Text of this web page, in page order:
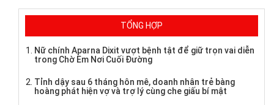
TỔNG HỢP
Nữ chính Aparna Dixit vượt bệnh tật để giữ trọn vai diễn
trong Chờ Em Nơi Cuối Đường
Tỉnh dậy sau 6 tháng hôn mê, doanh nhân trẻ bàng
hoàng phát hiện vợ và trợ lý cùng che giấu bí mật